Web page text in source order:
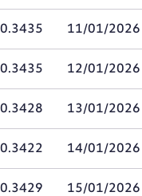
11/01/2026
0.3435
12/01/2026
0.3435
13/01/2026
0.3428
14/01/2026
0.3422
15/01/2026
0.3429